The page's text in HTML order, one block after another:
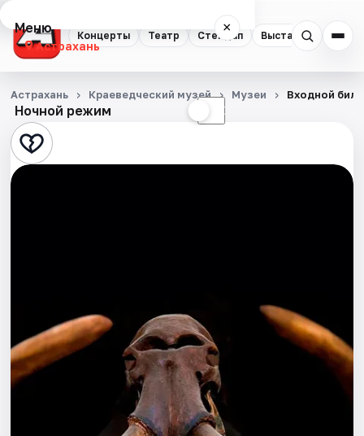
Концерты Театр Стендап Выставки
Меню ×
Астрахань
Концерты
Театр
Стендап
События
Ночной режим ☾
Астрахань Краеведческий музей Музеи Входной